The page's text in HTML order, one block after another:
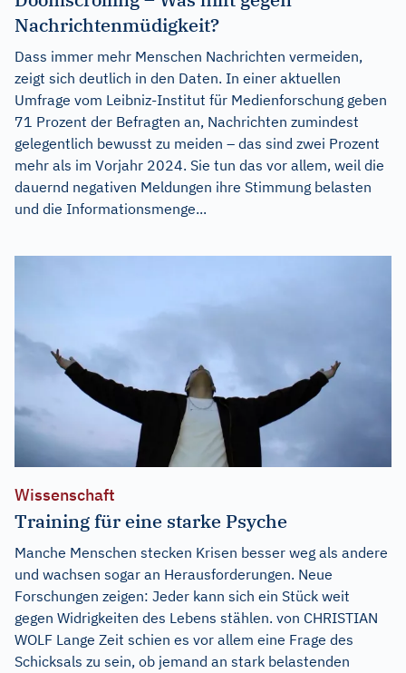
Nachrichtenmüdigkeit?
Dass immer mehr Menschen Nachrichten vermeiden,
zeigt sich deutlich in den Daten. In einer aktuellen
Umfrage vom Leibniz-Institut für Medienforschung geben
71 Prozent der Befragten an, Nachrichten zumindest
gelegentlich bewusst zu meiden – das sind zwei Prozent
mehr als im Vorjahr 2024. Sie tun das vor allem, weil die
dauernd negativen Meldungen ihre Stimmung belasten
und die Informationsmenge...
Wissenschaft
Training für eine starke Psyche
Manche Menschen stecken Krisen besser weg als andere
und wachsen sogar an Herausforderungen. Neue
Forschungen zeigen: Jeder kann sich ein Stück weit
gegen Widrigkeiten des Lebens stählen. von CHRISTIAN
WOLF Lange Zeit schien es vor allem eine Frage des
Schicksals zu sein, ob jemand an stark belastenden